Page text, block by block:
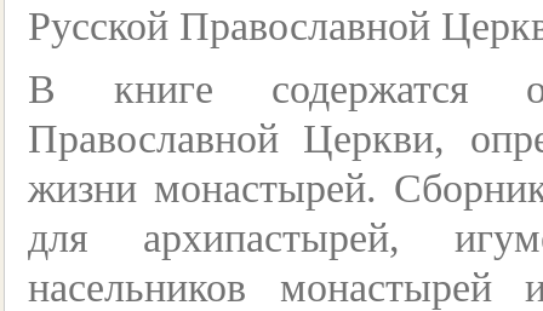
Русской Православной
В книге содержатся
Православной Церкви,
жизни монастырей.
для архипастырей,
насельников